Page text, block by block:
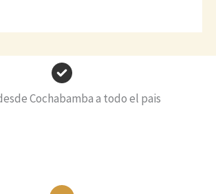
Cochabamba a todo el pais